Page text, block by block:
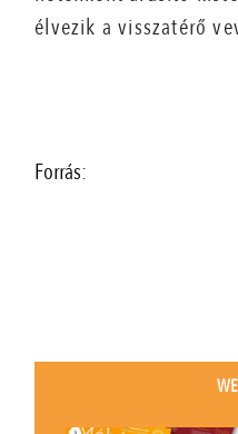
élvezik a visszatérő
Forrás: